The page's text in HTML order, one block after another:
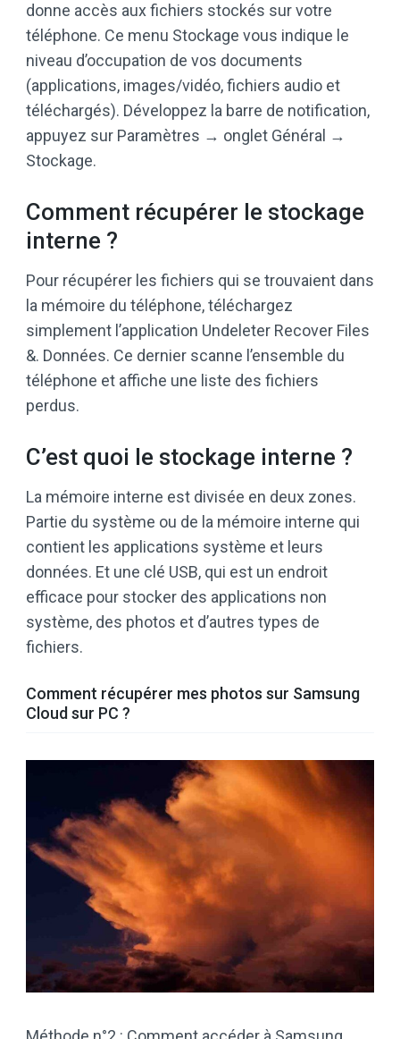
donne accès aux fichiers stockés sur votre
téléphone. Ce menu Stockage vous indique le
niveau d’occupation de vos documents
(applications, images/vidéo, fichiers audio et
téléchargés). Développez la barre de notification,
appuyez sur Paramètres → onglet Général →
Stockage.
Comment récupérer le stockage
interne ?
Pour récupérer les fichiers qui se trouvaient dans
la mémoire du téléphone, téléchargez
simplement l’application Undeleter Recover Files
&. Données. Ce dernier scanne l’ensemble du
téléphone et affiche une liste des fichiers
perdus.
C’est quoi le stockage interne ?
La mémoire interne est divisée en deux zones.
Partie du système ou de la mémoire interne qui
contient les applications système et leurs
données. Et une clé USB, qui est un endroit
efficace pour stocker des applications non
système, des photos et d’autres types de
fichiers.
Comment récupérer mes photos sur Samsung
Cloud sur PC ?